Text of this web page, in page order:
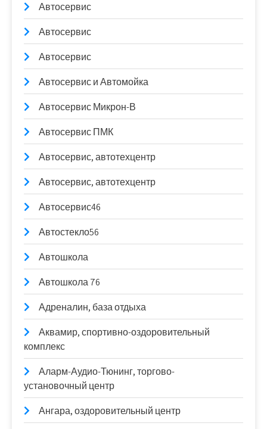
Автосервис
Автосервис
Автосервис
Автосервис и Автомойка
Автосервис Микрон-В
Автосервис ПМК
Автосервис, автотехцентр
Автосервис, автотехцентр
Автосервис46
Автостекло56
Автошкола
Автошкола 76
Адреналин, база отдыха
Аквамир, спортивно-оздоровительный
комплекс
Аларм-Аудио-Тюнинг, торгово-
установочный центр
Ангара, оздоровительный центр